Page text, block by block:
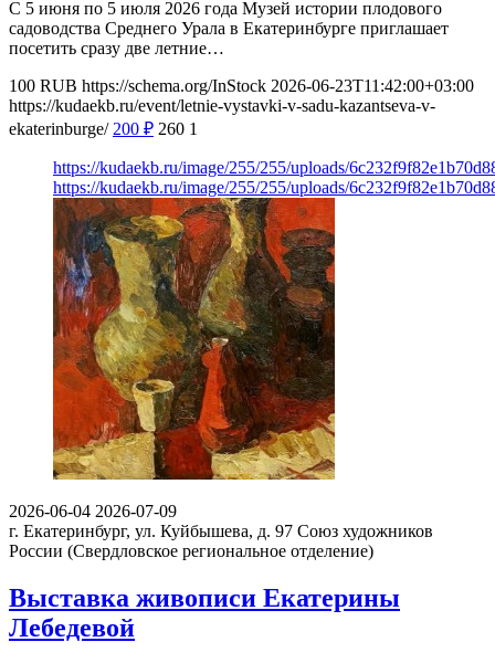
С 5 июня по 5 июля 2026 года Музей истории плодового
садоводства Среднего Урала в Екатеринбурге приглашает
посетить сразу две летние…
100 RUB https://schema.org/InStock 2026-06-23T11:42:00+03:00
https://kudaekb.ru/event/letnie-vystavki-v-sadu-kazantseva-v-
ekaterinburge/ 200 ₽ 260 1
https://kudaekb.ru/image/255/255/uploads/
https://kudaekb.ru/image/255/255/uploads/
2026-06-04 2026-07-09
г. Екатеринбург, ул. Куйбышева, д. 97 Союз художников
России (Свердловское региональное отделение)
Выставка живописи Екатерины
Лебедевой